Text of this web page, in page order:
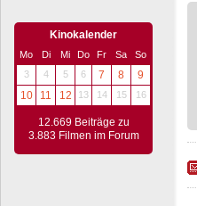
Kinokalender
Mo Di Mi Do Fr Sa
So
3
4 5 6 7 8
9
10
11 12 13 14 15 16
12.669 Beiträge zu
3.883 Filmen im Forum